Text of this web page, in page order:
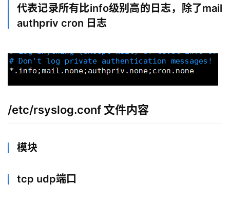
代表记录所有比info级别高的日志，除了mail
authpriv cron 日志
/etc/rsyslog.conf 文件内容
模块
tcp udp端口